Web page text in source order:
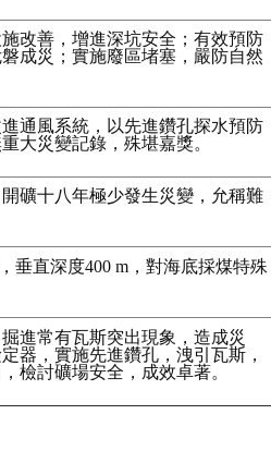
改善，增進深坑安全；有效預防
成災；實施廢區堵塞，嚴防自然
通風系統，以先進鑽孔探水預防
大災變記錄，殊堪嘉獎。
礦十八年極少發生災變，允稱難
垂直深度400 m，對海底採煤特殊
進常有瓦斯突出現象，造成災
器，實施先進鑽孔，洩引瓦斯，
檢討礦場安全，成效卓著。